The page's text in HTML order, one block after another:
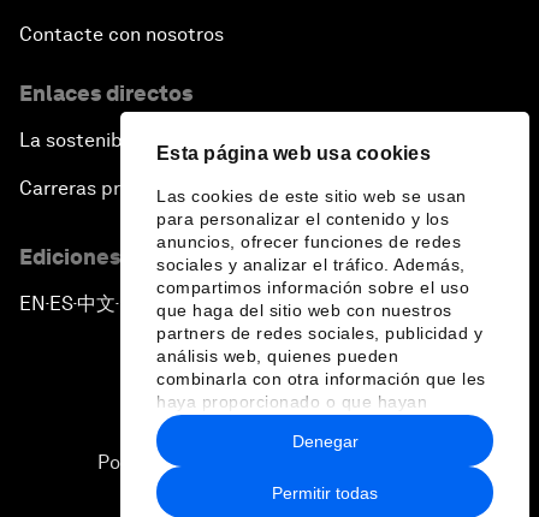
Esta página web usa cookies
Las cookies de este sitio web se usan
para personalizar el contenido y los
anuncios, ofrecer funciones de redes
sociales y analizar el tráfico. Además,
compartimos información sobre el uso
que haga del sitio web con nuestros
partners de redes sociales, publicidad y
análisis web, quienes pueden
combinarla con otra información que les
haya proporcionado o que hayan
recopilado a partir del uso que haya
hecho de sus servicios.
Permitir todas
Denegar
Contacte con nosotros
Enlaces directos
La sostenibilidad en el Foro
Carreras profesionales
Ediciones en otros idiomas
EN ▪ES▪中文▪ 日本語
Política de privacidad y normas de uso
Sitemap